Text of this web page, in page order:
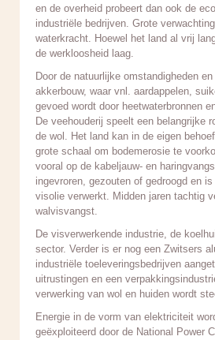
en de overheid probeert dan ook de
industriële bedrijven. Grote
waterkracht. Hoewel het land al vrij
de werkloosheid laag.
Door de natuurlijke omstandigheden
akkerbouw, waar vnl. aardappelen,
gevoed wordt door heetwaterbronnen
De veehouderij speelt een belangrijke
de wol. Het land kan in de eigen
grote schaal om bodemerosie te
vooral op de kabeljauw- en
ingevroren, gezouten of gedroogd en
visolie verwerkt. Midden jaren tachtig
walvisvangst.
De visverwerkende industrie, de
sector. Verder is er nog een Zwitsers
industriële toeleveringsbedrijven
uitrustingen en een
verwerking van wol en huiden wordt
Energie in de vorm van elektriciteit
geëxploiteerd door de National Power